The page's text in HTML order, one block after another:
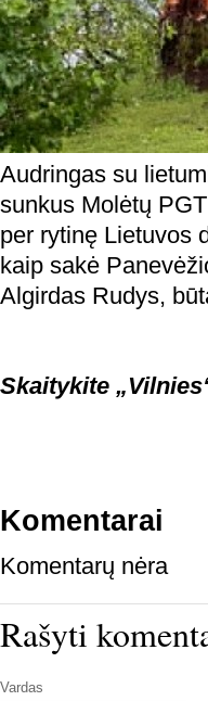
Audringas su
sunkus Molėtų
per rytinę Lietuvos
kaip sakė
Algirdas Rudys,
Skaitykite
Komentarai
Komentarų nėra
Rašyti
Vardas